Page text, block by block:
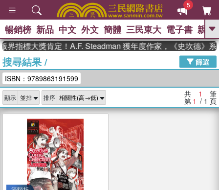
5
GO
高希均教授回憶錄
、 The Odyssey 、 父親節 、 如果歷
獎 臺灣漫遊錄 、 方念華 、 台灣的李
登輝時代
數學女孩：黎曼猜想 、
偉大的迷走神經
暢銷榜 新品 中文 外文 簡體 三民東大 電子書 親子
界指標大獎肯定！A.F. Steadman 獲年度作家，《史坎德》系
搜尋結果/
篩選
ISBN：9789863191599
顯示 排序 共 1 筆
第 1 / 1 頁